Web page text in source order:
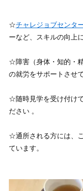
☆チャレジョブセンタ
ーなど、スキルの向上
☆障害（身体・知的・
の就労をサポートさせ
☆随時見学を受け付け
ださい 。
☆通所される方には、
ています。